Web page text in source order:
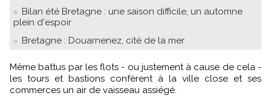
Bilan été Bretagne : une saison difficile, un automne
plein d'espoir
Bretagne : Douarnenez, cité de la mer
Même battus par les flots - ou justement à cause de cela -
les tours et bastions confèrent à la ville close et ses
commerces un air de vaisseau assiégé.